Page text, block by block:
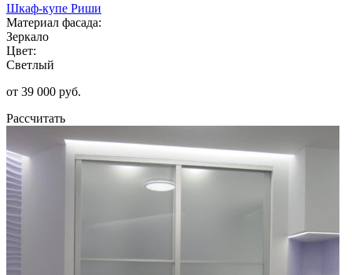
Шкаф-купе Риши
Материал фасада:
Зеркало
Цвет:
Светлый
от 39 000 руб.
Рассчитать